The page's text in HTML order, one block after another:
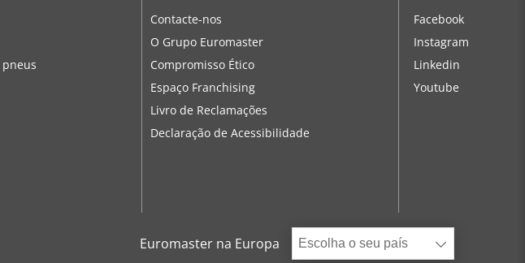
pneus
Contacte-nos
O Grupo Euromaster
Compromisso Ético
Espaço Franchising
Livro de Reclamações
Declaração de Acessibilidade
Facebook
Instagram
Linkedin
Youtube
Euromaster na Europa Escolha o seu país